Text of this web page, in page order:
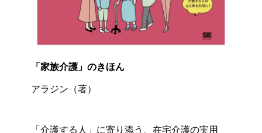
「家族介護」のきほん
アラジン（著）
「介護する人」に寄り添う、在宅介護の実用